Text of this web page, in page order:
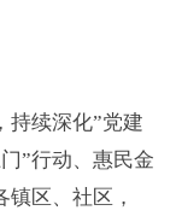
持续深化”党建
”行动、惠民金
区、社区，